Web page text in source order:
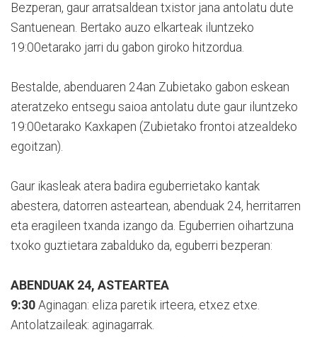
Bezperan, gaur arratsaldean txistor jana antolatu dute
Santuenean. Bertako auzo elkarteak iluntzeko
19:00etarako jarri du gabon giroko hitzordua.
Bestalde, abenduaren 24an Zubietako gabon eskean
ateratzeko entsegu saioa antolatu dute gaur iluntzeko
19:00etarako Kaxkapen (Zubietako frontoi atzealdeko
egoitzan).
Gaur ikasleak atera badira eguberrietako kantak
abestera, datorren asteartean, abenduak 24, herritarren
eta eragileen txanda izango da. Eguberrien oihartzuna
txoko guztietara zabalduko da, eguberri bezperan:
ABENDUAK 24, ASTEARTEA
9:30 Aginagan: eliza paretik irteera, etxez etxe.
Antolatzaileak: aginagarrak.